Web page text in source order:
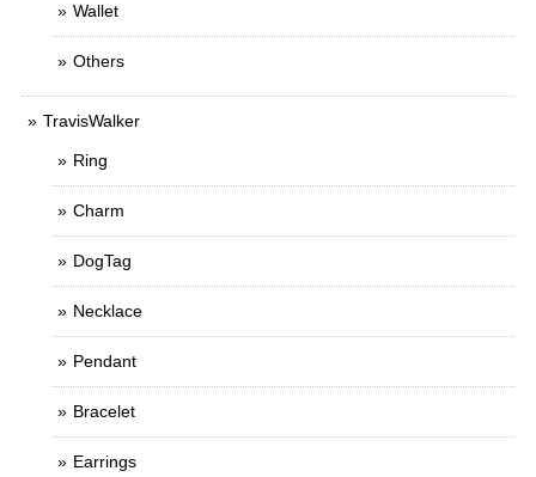
Wallet
Others
TravisWalker
Ring
Charm
DogTag
Necklace
Pendant
Bracelet
Earrings